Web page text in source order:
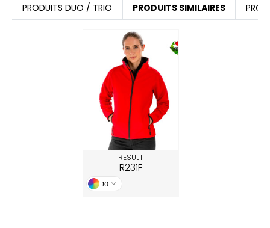
PRODUITS DUO / TRIO PRODUITS SIMILAIRES
RESULT
R231F
10